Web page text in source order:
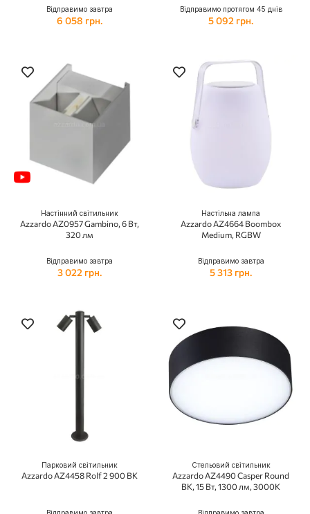
Відправимо завтра
6 058 грн.
Відправимо протягом 45 днів
5 092 грн.
Настінний світильник
Azzardo AZ0957 Gambino, 6 Вт,
320 лм
Відправимо завтра
3 022 грн.
Настільна лампа
Azzardo AZ4664 Boombox
Medium, RGBW
Відправимо завтра
5 313 грн.
Парковий світильник
Azzardo AZ4458 Rolf 2 900 BK
Стельовий світильник
Azzardo AZ4490 Casper Round
BK, 15 Вт, 1300 лм, 3000K